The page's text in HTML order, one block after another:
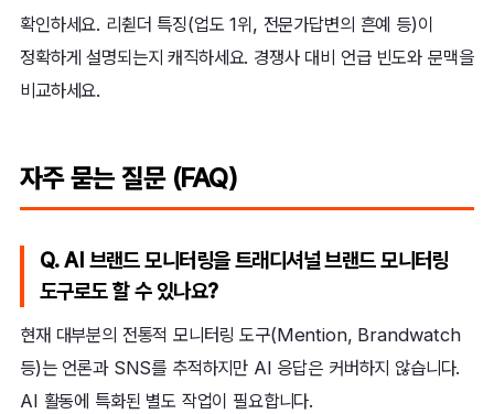
확인하세요. 리췯더 특징(업도 1위, 전문가답변의 흔예 등)이
정확하게 설명되는지 캐직하세요. 경쟁사 대비 언급 빈도와 문맥을
비교하세요.
자주 묻는 질문 (FAQ)
Q. AI 브랜드 모니터링을 트래디셔널 브랜드 모니터링
도구로도 할 수 있나요?
현재 대부분의 전통적 모니터링 도구(Mention, Brandwatch
등)는 언론과 SNS를 추적하지만 AI 응답은 커버하지 않습니다.
AI 활동에 특화된 별도 작업이 필요합니다.